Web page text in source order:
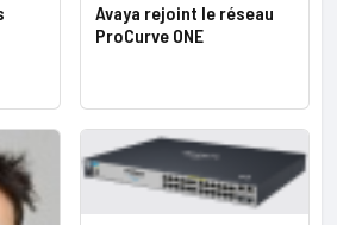
Avaya rejoint le réseau
ProCurve ONE